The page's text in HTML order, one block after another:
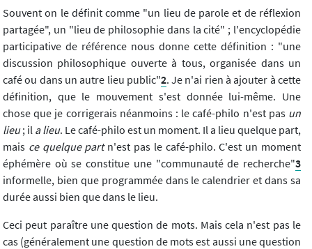
Souvent on le définit comme "un lieu de parole et de réflexion
partagée", un "lieu de philosophie dans la cité" ; l'encyclopédie
participative de référence nous donne cette définition : "une
discussion philosophique ouverte à tous, organisée dans un
café ou dans un autre lieu public"2. Je n'ai rien à ajouter à cette
définition, que le mouvement s'est donnée lui-même. Une
chose que je corrigerais néanmoins : le café-philo n'est pasun
lieu; il a lieu. Le café-philo est un moment. Il a lieu quelque part,
mais ce quelque part n'est pas le café-philo. C'est un moment
éphémère où se constitue une "communauté de recherche"3
informelle, bien que programmée dans le calendrier et dans sa
durée aussi bien que dans le lieu.
Ceci peut paraître une question de mots. Mais cela n'est pas le
cas (généralement une question de mots est aussi une question